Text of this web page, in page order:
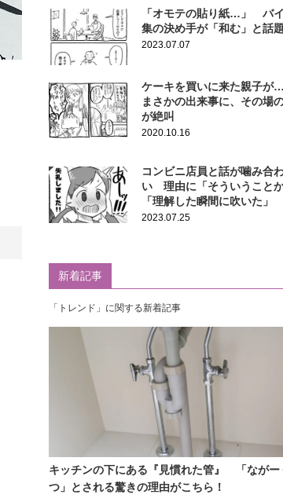
「オモテの貼り紙…」 バ
集の決め手が「和む」と話
2023.07.07
ケーキを買いに来た親子
まさかの出来事に、その場
が絶叫
2020.10.16
コンビニ店員と話が噛み合
い 理由に「そういうことか
「理解した瞬間に吹いた」
2023.07.25
新着記事
「トレンド」に関する新着記事
キッチンの下にある『見慣れた管』 「ながー
つ」とされる驚きの理由がこちら！